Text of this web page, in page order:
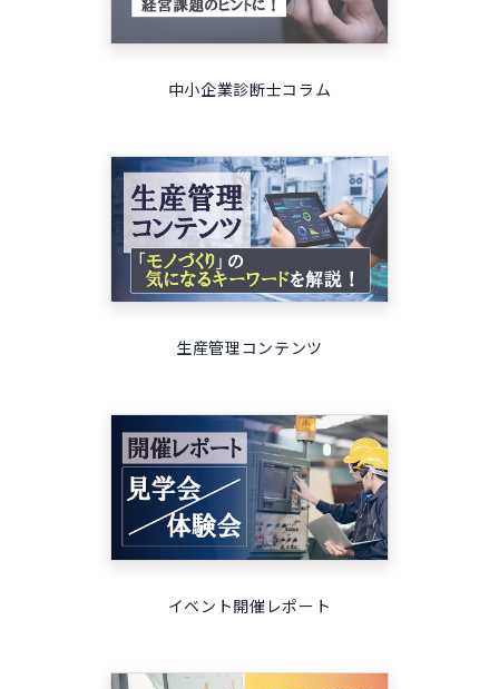
中小企業診断士コラム
生産管理コンテンツ
イベント開催レポート